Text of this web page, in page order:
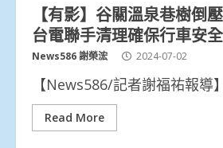
【有影】谷關溫泉巷樹倒
台電聯手清理確保行車安全
News586 謝榮浤 2024-07-02
【News586/記者謝福祐報導】
Read More